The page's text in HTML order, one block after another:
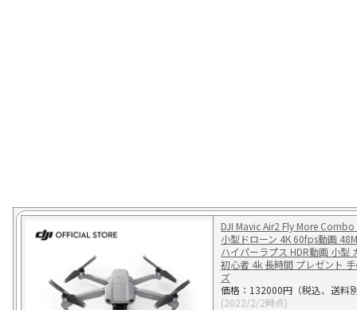
DJI Mavic Air2 Fly More
小型ドローン 4K 60fps動画
ハイパーラプス HDR動画 小型
初心者 4k 長時間 プレゼント
ズ
価格：132000円（税込、送料
(2022/2/2時点)